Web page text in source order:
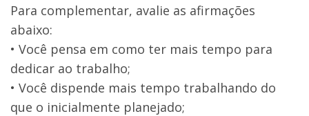
Para complementar, avalie as afirmações
abaixo:
• Você pensa em como ter mais tempo para
dedicar ao trabalho;
• Você dispende mais tempo trabalhando do
que o inicialmente planejado;